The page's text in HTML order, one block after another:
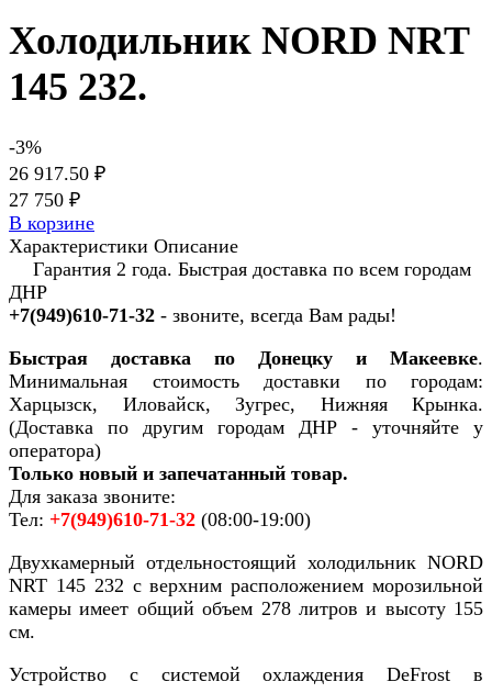
Холодильник NORD NRT
145 232.
-3%
26 917.50 ₽
27 750 ₽
В корзине
Характеристики Описание
Гарантия 2 года. Быстрая доставка по всем городам
ДНР
+7(949)610-71-32 - звоните, всегда Вам рады!
Быстрая доставка по Донецку и Макеевке.
Минимальная стоимость доставки по городам:
Харцызск, Иловайск, Зугрес, Нижняя Крынка.
(Доставка по другим городам ДНР - уточняйте у
оператора)
Только новый и запечатанный товар.
Для заказа звоните:
Тел: +7(949)610-71-32 (08:00-19:00)
Двухкамерный отдельностоящий холодильник NORD
NRT 145 232 с верхним расположением морозильной
камеры имеет общий объем 278 литров и высоту 155
см.
Устройство с системой охлаждения DeFrost в